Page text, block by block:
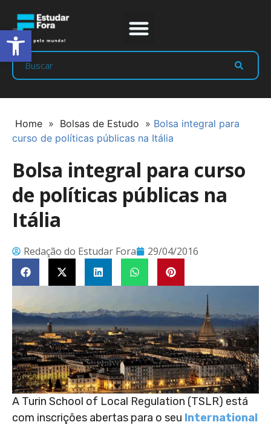
Home » Bolsas de Estudo » Bolsa integral para
curso de políticas públicas na Itália
Bolsa integral para curso
de políticas públicas na
Itália
Redação do Estudar Fora 29/04/2016
A Turin School of Local Regulation (TSLR) está
com inscrições abertas para o seu International
Abrir a barra de ferramentas